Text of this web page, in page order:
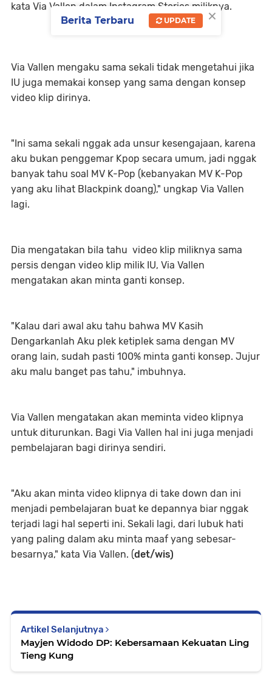
kata Via Vallen dalam Instagram Stories miliknya.
Via Vallen mengaku sama sekali tidak mengetahui jika
IU juga memakai konsep yang sama dengan konsep
video klip dirinya.
"Ini sama sekali nggak ada unsur kesengajaan, karena
aku bukan penggemar Kpop secara umum, jadi nggak
banyak tahu soal MV K-Pop (kebanyakan MV K-Pop
yang aku lihat Blackpink doang)," ungkap Via Vallen
lagi.
Dia mengatakan bila tahu video klip miliknya sama
persis dengan video klip milik IU, Via Vallen
mengatakan akan minta ganti konsep.
"Kalau dari awal aku tahu bahwa MV Kasih
Dengarkanlah Aku plek ketiplek sama dengan MV
orang lain, sudah pasti 100% minta ganti konsep. Jujur
aku malu banget pas tahu," imbuhnya.
Via Vallen mengatakan akan meminta video klipnya
untuk diturunkan. Bagi Via Vallen hal ini juga menjadi
pembelajaran bagi dirinya sendiri.
"Aku akan minta video klipnya di take down dan ini
menjadi pembelajaran buat ke depannya biar nggak
terjadi lagi hal seperti ini. Sekali lagi, dari lubuk hati
yang paling dalam aku minta maaf yang sebesar-
besarnya," kata Via Vallen. (det/wis)
Artikel Selanjutnya
Mayjen Widodo DP: Kebersamaan Kekuatan Ling
Tieng Kung
×
Berita Terbaru UPDATE